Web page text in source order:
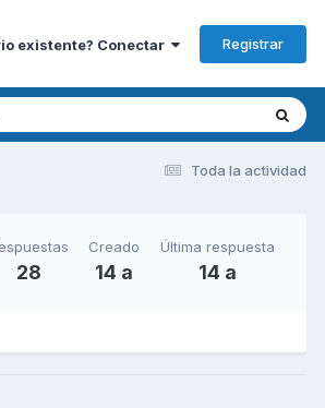
existente? Conectar Registrar
Toda la actividad
28
Creado
14 a
Última respuesta
14 a